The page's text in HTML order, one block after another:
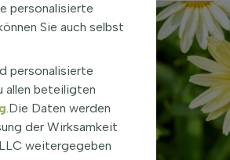
personalisierte
Sie auch selbst
personalisierte
allen beteiligten
.Die Daten werden
der Wirksamkeit
weitergegeben